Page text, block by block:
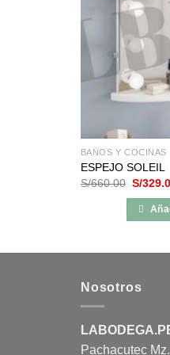
BAÑOS Y COCINAS
ESPEJO SOLEIL
S/660.00 El
original
era:
S/
Nosotros
Pachacutec